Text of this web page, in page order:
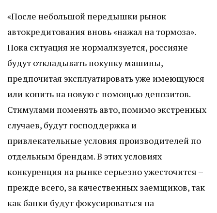
«После небольшой передышки рынок
автокредитования вновь «нажал на тормоза».
Пока ситуация не нормализуется, россияне
будут откладывать покупку машины,
предпочитая эксплуатировать уже имеющуюся
или копить на новую с помощью депозитов.
Стимулами поменять авто, помимо экстренных
случаев, будут господдержка и
привлекательные условия производителей по
отдельным брендам. В этих условиях
конкуренция на рынке серьезно ужесточится –
прежде всего, за качественных заемщиков, так
как банки будут фокусироваться на